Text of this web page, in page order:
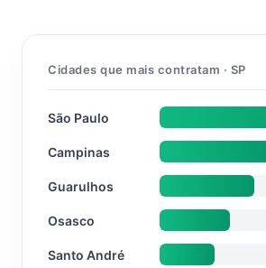
Cidades que mais contratam · SP
São Paulo
Campinas
Guarulhos
Osasco
Santo André